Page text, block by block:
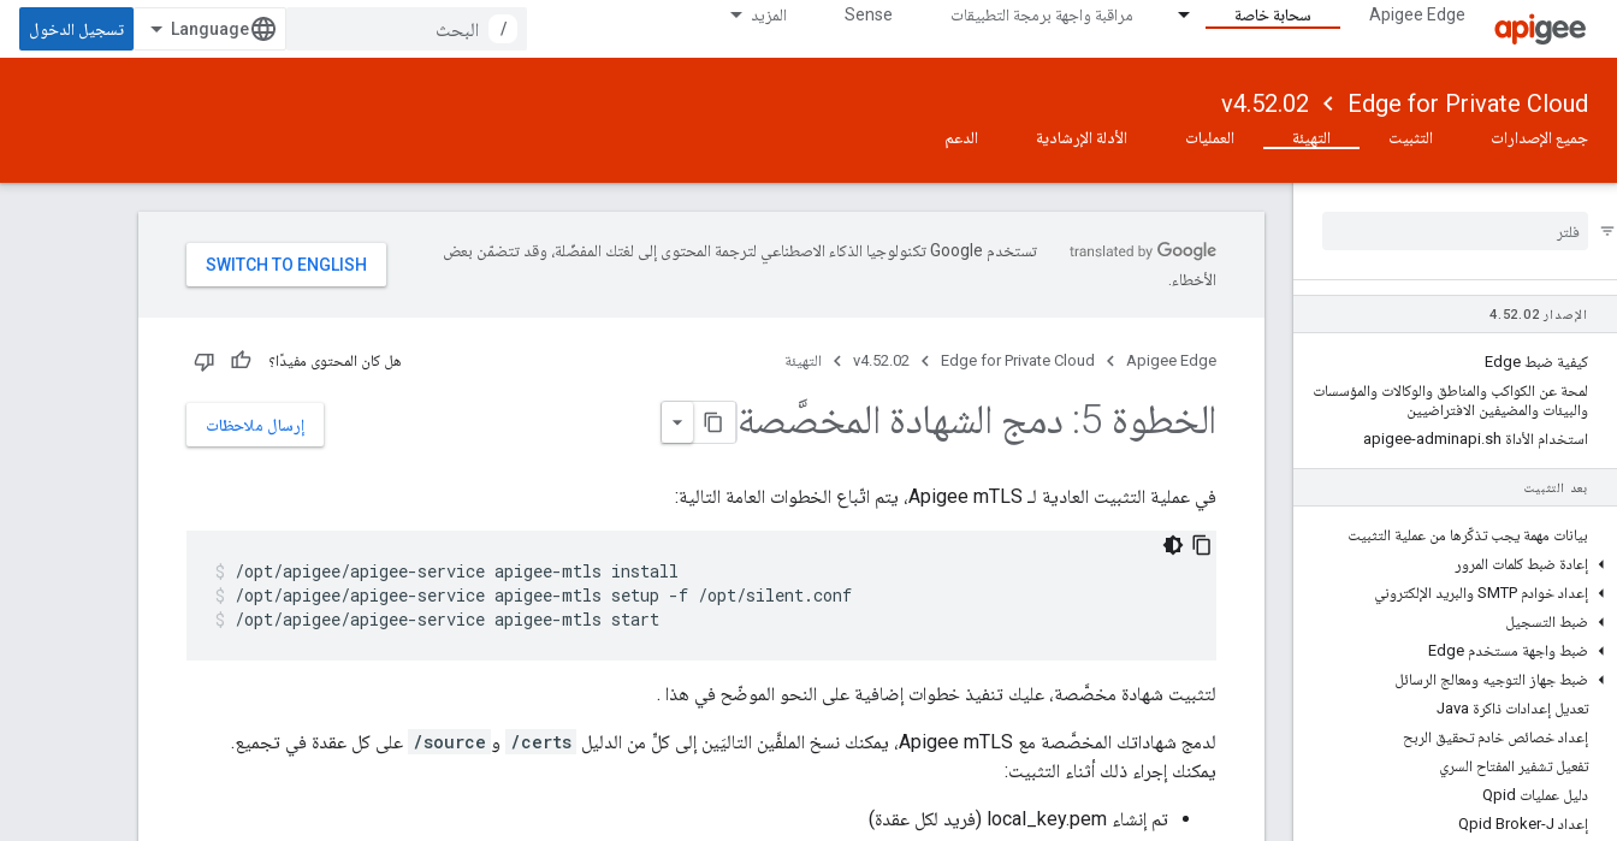
Apigee Edge سحابة خاصة مراقبة واجهة برمجة التطبيقات Sense المزيد
/ تسجيل الدخول
Edge for Private Cloud
v4.52.02
جميع الإصدارات التثبيت التهيئة العمليات الأدلة الإرشادية الدعم
الإصدار 4 . 52.02
كيفية ضبط Edge
لمحة عن الكواكب والمناطق والوكالات والمؤسسات
والبيئات والمضيفين الافتراضيين
استخدام الأداة apigee-adminapi
.sh
بعد التثبيت
بيانات مهمة يجب تذكّرها من عملية التثبيت
إعادة ضبط كلمات المرور
إعداد خوادم SMTP والبريد الإلكتروني
ضبط التسجيل
ضبط واجهة مستخدم Edge
ضبط جهاز التوجيه ومعالج الرسائل
تعديل إعدادات ذاكرة Java
إعداد خصائص خادم تحقيق الربح
تفعيل تشفير المفتاح السري
دليل عمليات Qpid
إعداد Qpid Broker-J
تستخدم Google تكنولوجيا الذكاء الاصطناعي لترجمة المحتوى إلى لغتك المفضّلة، وقد تتضمّن بعض
الأخطاء.
Apigee Edge
Edge for Private Cloud
v4.52.02 التهيئة هل كان المحتوى مفيدًا؟
إرسال ملاحظات الخطوة 5: دمج الشهادة المخصَّصة
في عملية التثبيت العادية لـ Apigee mTLS، يتم اتّباع الخطوات العامة التالية:
/opt/apigee/apigee-service apigee-mtls setup -f /opt/silent.conf
/opt/apigee/apigee-service apigee-mtls start
لتثبيت شهادة مخصَّصة، عليك تنفيذ خطوات إضافية على النحو الموضّح في هذا .
لدمج شهاداتك المخصَّصة مع Apigee mTLS، يمكنك نسخ الملفَّين التاليَين إلى كلٍّ من الدليل /certs و /source على كل عقدة في تجميع.
يمكنك إجراء ذلك أثناء التثبيت:
تم إنشاء local_key.pem (فريد لكل عقدة)